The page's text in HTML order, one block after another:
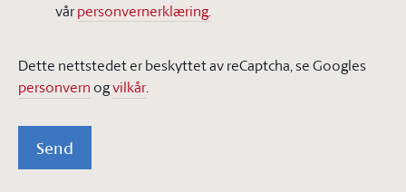
vårpersonvernerklæring.
Dette nettstedet er beskyttet av reCaptcha, se Googles
personvern ogvilkår.
Send